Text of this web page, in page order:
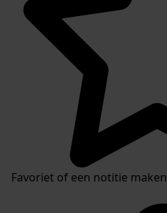
Favoriet of een notitie maken